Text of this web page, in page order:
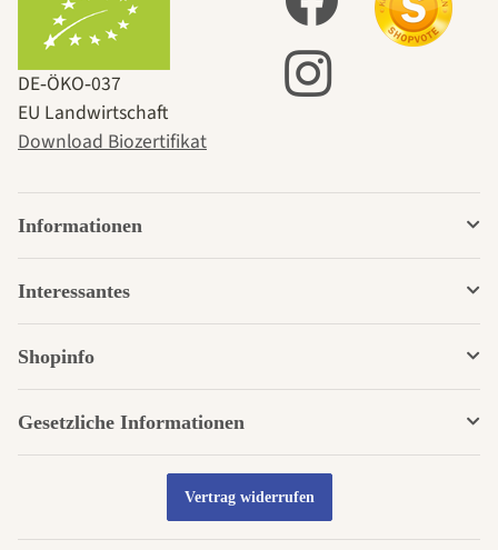
DE‑ÖKO‑037
EU Landwirtschaft
Download Biozertifikat
Informationen
Interessantes
Shopinfo
Gesetzliche Informationen
Vertrag widerrufen